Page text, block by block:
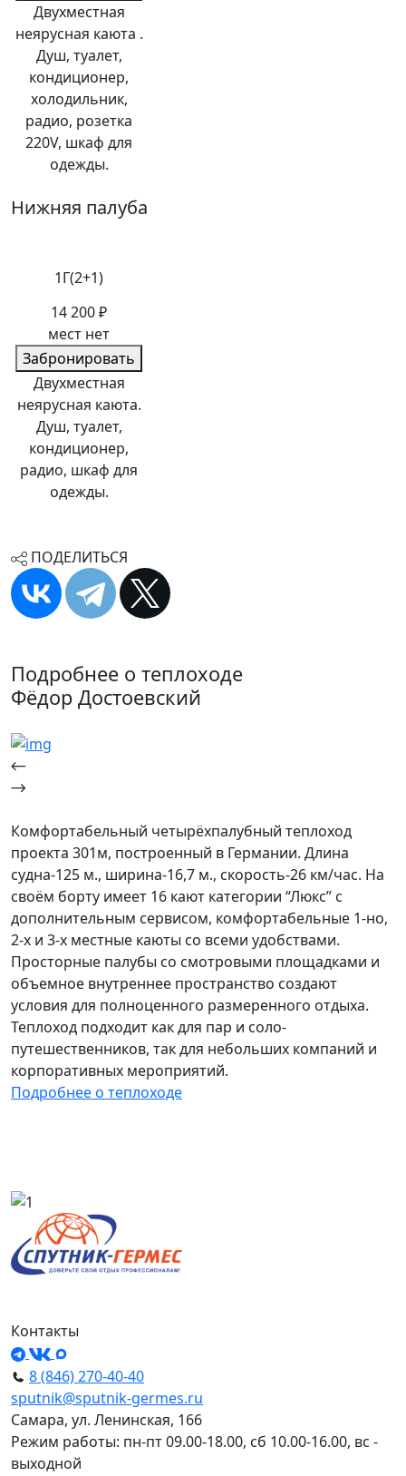
Двухместная
неярусная каюта .
Душ, туалет,
кондиционер,
холодильник,
радио, розетка
220V, шкаф для
одежды.
Нижняя палуба
1Г(2+1)
14 200 ₽
мест нет
Забронировать
Двухместная
неярусная каюта.
Душ, туалет,
кондиционер,
радио, шкаф для
одежды.
ПОДЕЛИТЬСЯ
Подробнее о теплоходе
Фёдор Достоевский
Комфортабельный четырёхпалубный теплоход
проекта 301м, построенный в Германии. Длина
судна-125 м., ширина-16,7 м., скорость-26 км/час. На
своём борту имеет 16 кают категории “Люкс” с
дополнительным сервисом, комфортабельные 1-но,
2-х и 3-х местные каюты со всеми удобствами.
Просторные палубы со смотровыми площадками и
объемное внутреннее пространство создают
условия для полноценного размеренного отдыха.
Теплоход подходит как для пар и соло-
путешественников, так для небольших компаний и
корпоративных мероприятий.
Подробнее о теплоходе
Контакты
8 (846) 270-40-40
sputnik@sputnik-germes.ru
Самара, ул. Ленинская, 166
Режим работы: пн-пт 09.00-18.00, сб 10.00-16.00, вс -
выходной